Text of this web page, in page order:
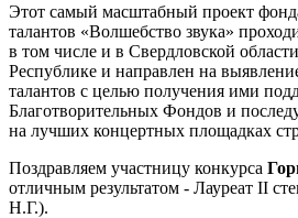
Этот самый масштабный проект
талантов «Волшебство звука»
в том числе и в Свердловской
Республике и направлен на
талантов с целью получения ими
Благотворительных Фондов и
на лучших концертных площадках
Поздравляем участницу конкурса
отличным результатом - Лауреат II
Н.Г.).